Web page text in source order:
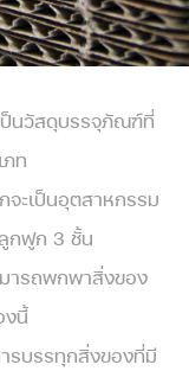
นวัสดุบรรจุภัณฑ์ที่
ท
ะเป็นอุตสาหกรรม
กฟูก 3 ชั้น
ารถพกพาสิ่งของ
งนี้
รบรรทุกสิ่งของที่มี